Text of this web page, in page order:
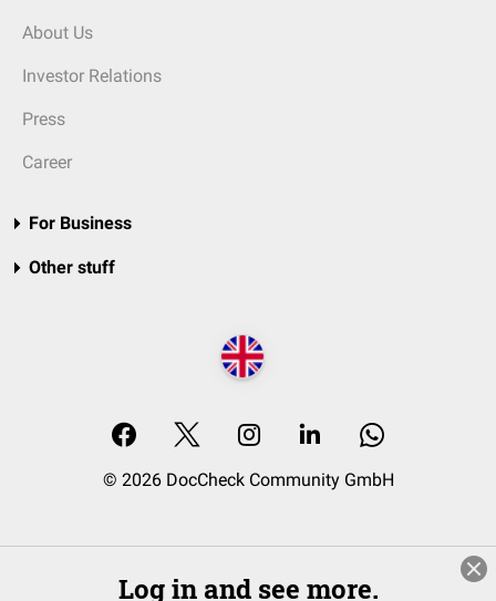
About Us
Investor Relations
Press
Career
For Business
Other stuff
© 2026 DocCheck Community GmbH
Log in and see more.